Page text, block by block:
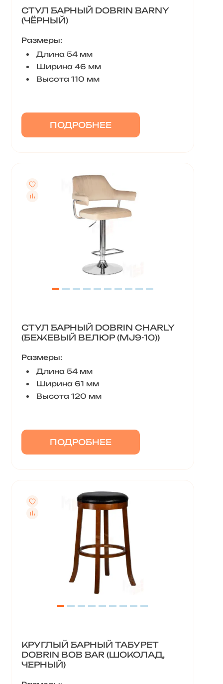
СТУЛ БАРНЫЙ DOBRIN BARNY
(ЧЁРНЫЙ)
Размеры:
Длина 54 мм
Ширина 46 мм
Высота 110 мм
ПОДРОБНЕЕ
СТУЛ БАРНЫЙ DOBRIN CHARLY
(БЕЖЕВЫЙ ВЕЛЮР (MJ9-10))
Размеры:
Длина 54 мм
Ширина 61 мм
Высота 120 мм
ПОДРОБНЕЕ
КРУГЛЫЙ БАРНЫЙ ТАБУРЕТ
DOBRIN BOB BAR (ШОКОЛАД,
ЧЕРНЫЙ)